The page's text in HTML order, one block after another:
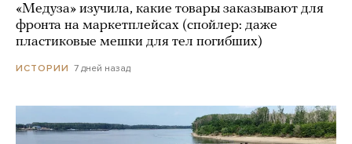
«Медуза» изучила, какие товары заказывают для
фронта на маркетплейсах (спойлер: даже
пластиковые мешки для тел погибших)
ИСТОРИИ 7 дней назад